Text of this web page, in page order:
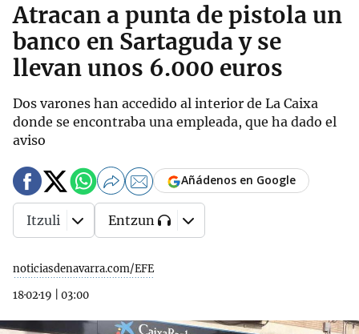
Atracan a punta de pistola un
banco en Sartaguda y se
llevan unos 6.000 euros
Dos varones han accedido al interior de La Caixa
donde se encontraba una empleada, que ha dado el
aviso
noticiasdenavarra.com/EFE
18·02·19
03:00
Añádenos en Google
Itzuli Entzun